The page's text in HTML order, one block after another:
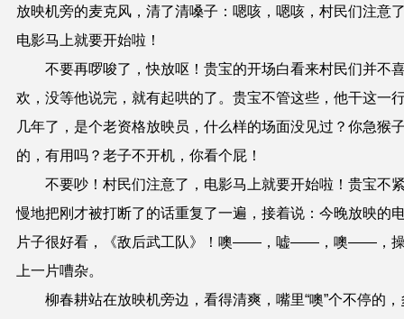
放映机旁的麦克风，清了清嗓子：嗯咳，嗯咳，村民们注意
电影马上就要开始啦！
不要再啰唆了，快放呕！贵宝的开场白看来村民们并不
欢，没等他说完，就有起哄的了。贵宝不管这些，他干这一
几年了，是个老资格放映员，什么样的场面没见过？你急猴
的，有用吗？老子不开机，你看个屁！
不要吵！村民们注意了，电影马上就要开始啦！贵宝不
慢地把刚才被打断了的话重复了一遍，接着说：今晚放映的
片子很好看，《敌后武工队》！噢——，嘘——，噢——，
上一片嘈杂。
柳春耕站在放映机旁边，看得清爽，嘴里“噢”个不停的，